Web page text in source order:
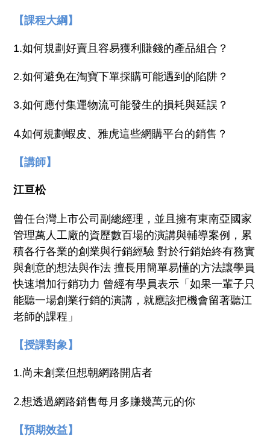
【課程大綱】
1.如何規劃好賣且容易獲利賺錢的產品組合？
2.如何避免在淘寶下單採購可能遇到的陷阱？
3.如何應付集運物流可能發生的損耗與延誤？
4.如何規劃蝦皮、雅虎這些網購平台的銷售？
【講師】
江亘松
曾任台灣上市公司副總經理，並且擁有東南亞國家
管理萬人工廠的資歷數百場的演講與輔導案例，累
積各行各業的創業與行銷經驗 對於行銷始終有務實
與創意的想法與作法 擅長用簡單易懂的方法讓學員
快速增加行銷功力 曾經有學員表示「如果一輩子只
能聽一場創業行銷的演講，就應該把機會留著聽江
老師的課程」
【授課對象】
1.尚未創業但想朝網路開店者
2.想透過網路銷售每月多賺幾萬元的你
【預期效益】